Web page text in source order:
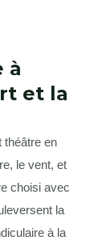
à
et la
théâtre en
le vent, et
choisi avec
la
à la